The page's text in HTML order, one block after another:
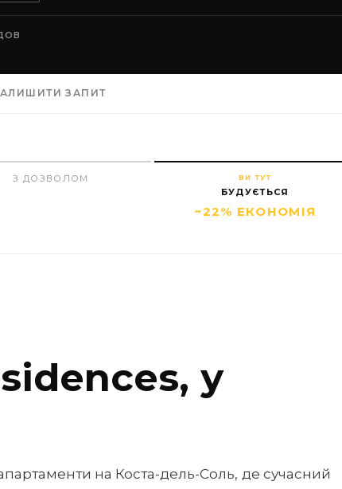
ЗАПИТ
З ДОЗВОЛОМ ВИ ТУТ
БУДУЄТЬСЯ
~22% ЕКОНОМІЯ
у
на Коста-дель-Соль, де сучасний